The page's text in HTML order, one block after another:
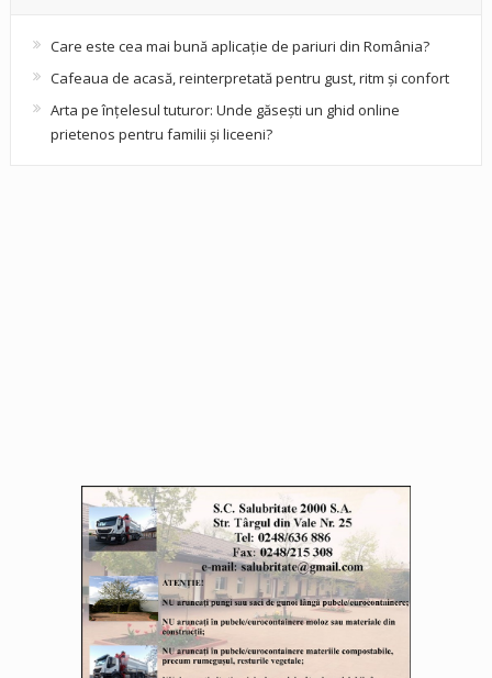
Care este cea mai bună aplicație de pariuri din România?
Cafeaua de acasă, reinterpretată pentru gust, ritm și confort
Arta pe înțelesul tuturor: Unde găsești un ghid online
prietenos pentru familii și liceeni?